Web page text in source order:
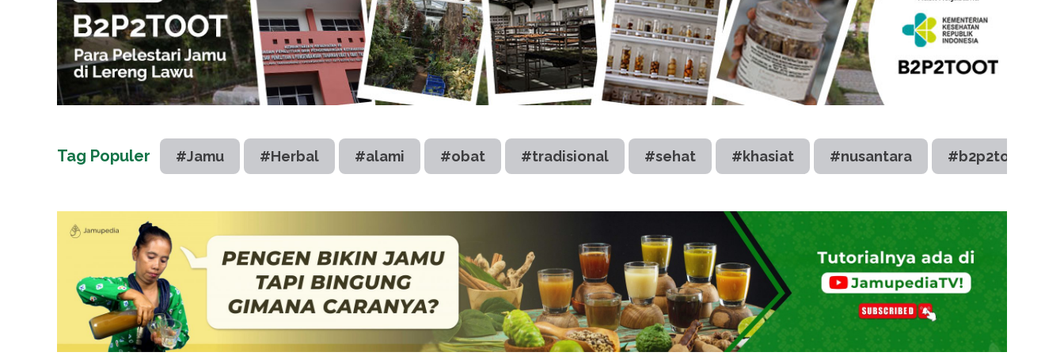
Tag Populer #Jamu #Herbal #alami #obat #tradisional #sehat #khasiat #nusantara #b2p2toot